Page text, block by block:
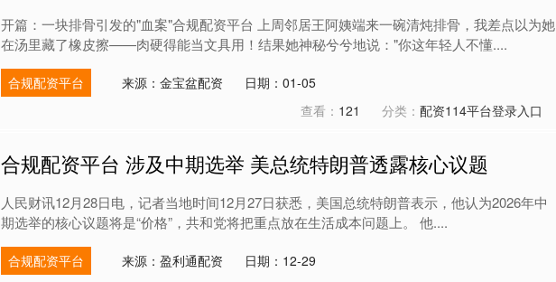
开篇：一块排骨引发的"血案"合规配资平台 上周邻居王阿姨端来一碗清炖排骨，我差点以为她
在汤里藏了橡皮擦——肉硬得能当文具用！结果她神秘兮兮地说："你这年轻人不懂....
合规配资平台 来源：金宝盆配资
日期：01-05
查看： 121 分类： 配资114平台登录入口
合规配资平台 涉及中期选举 美总统特朗普透露核心议题
人民财讯12月28日电，记者当地时间12月27日获悉，美国总统特朗普表示，他认为2026年中
期选举的核心议题将是“价格”，共和党将把重点放在生活成本问题上。 他....
合规配资平台 来源：盈利通配资
日期：12-29